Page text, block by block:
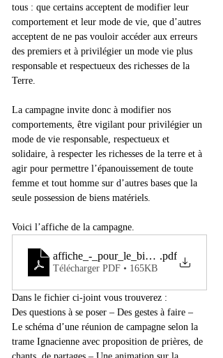
tous : que certains acceptent de modifier leur
comportement et leur mode de vie, que d’autres
acceptent de ne pas vouloir accéder aux erreurs
des premiers et à privilégier un mode vie plus
responsable et respectueux des richesses de la
Terre.
La campagne invite donc à modifier nos
comportements, être vigilant pour privilégier un
mode de vie responsable, respectueux et
solidaire, à respecter les richesses de la terre et à
agir pour permettre l’épanouissement de toute
femme et tout homme sur d’autres bases que la
seule possession de biens matériels.
Voici l’affiche de la campagne.
affiche_- .pdf
Télécharger PDF • 165KB
Dans le fichier ci-joint vous trouverez :
Des questions à se poser – Des gestes à faire –
Le schéma d’une réunion de campagne selon la
trame Ignacienne avec proposition de prières, de